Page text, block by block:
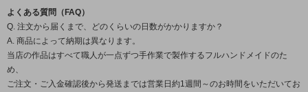
よくある質問（FAQ）
Q. 注文から届くまで、どのくらいの日数がかかりますか？
A. 商品によって納期は異なります。
当店の作品はすべて職人が一点ずつ手作業で製作するフルハンドメイドのた
め、
ご注文・ご入金確認後から発送までは営業日約1週間～のお時間をいただいてお